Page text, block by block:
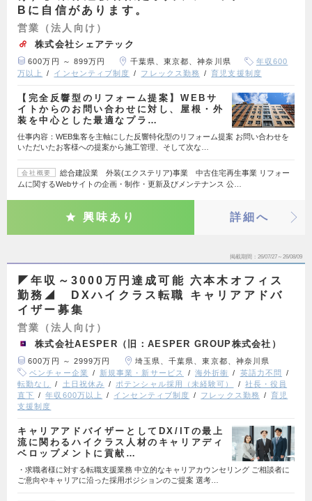
Bに自信があります。
営業（法人向け）
株式会社シェアテック
600万円 ～ 899万円 千葉県、東京都、神奈川県
年収600
万以上
インセンティブ制度 フレックス勤務 育児支援制度
【完全反響型のリフォーム提案】WEBサ
イトからのお問い合わせに対し、屋根・外
装を中心とした最適なプラ…
仕事内容：WEB集客を主軸にした反響特化型のリフォーム提案 お問い合わせを
いただいたお客様への提案から施工管理、そして次な…
会社概要
総合建設業 外装(エクステリア)事業 中古住宅再生事業 リフォー
ムに関するWebサイトの企画・制作・更新及びメンテナンス 公…
興味あり 詳細へ
掲載期間 26/07/27～26/08/09
◤年収～3000万円達成可能 六本木オフィス
勤務◢ DXハイクラス転職 キャリアアドバ
イザー募集
営業（法人向け）
株式会社AESPER（旧：AESPER GROUP株式会社）
600万円 ～ 2999万円
埼玉県、千葉県、東京都、神奈川県
ベンチャー企業
新規事業・新サービス 海外折衝
英語力不問
転勤なし
土日祝休み ポテンシャル採用（未経験可）
社長・役員
直下
年収600万以上 インセンティブ制度 フレックス勤務
育児
支援制度
キャリアアドバイザーとしてDX/ITの最上
流に関わるハイクラス人材のキャリアディ
ベロップメントに貢献…
・求職者様に対する転職支援業務 中立的なキャリアカウンセリング ご相談者に
ご意向やキャリアに沿った採用ポジションのご提案 選考…